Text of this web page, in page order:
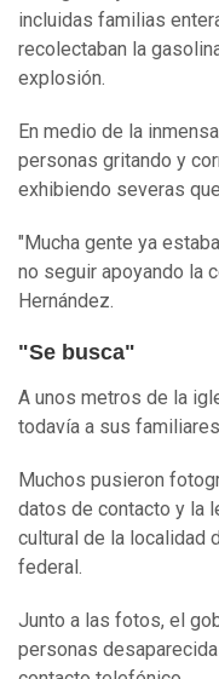
incluidas familias
recolectaban la
explosión.
En medio de la
personas gritando y
exhibiendo severas
"Mucha gente ya
no seguir apoyando la
Hernández.
"Se busca"
A unos metros de la
todavía a sus
Muchos pusieron
datos de contacto y la
cultural de la localidad
federal.
Junto a las fotos, el
personas